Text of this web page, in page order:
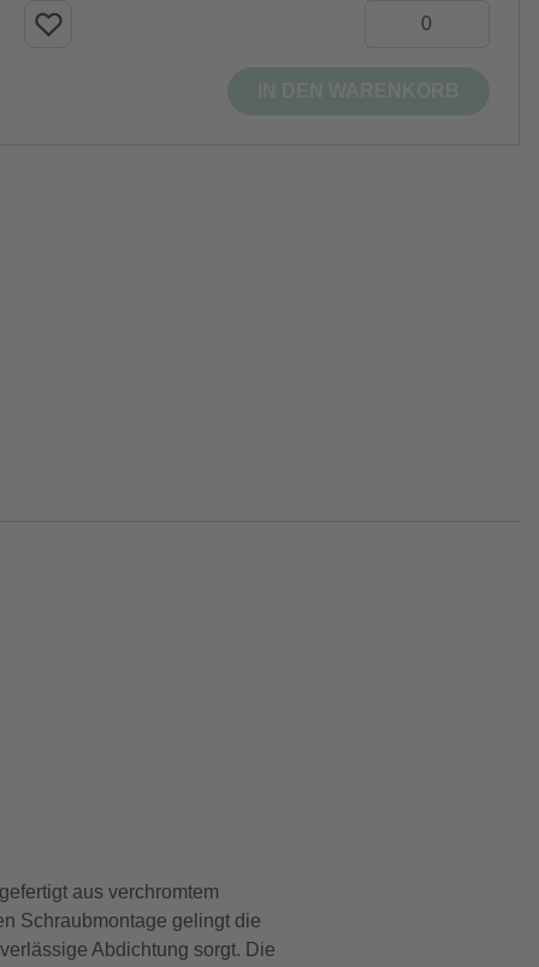
aus verchromtem
Schraubmontage gelingt die
Abdichtung sorgt. Die